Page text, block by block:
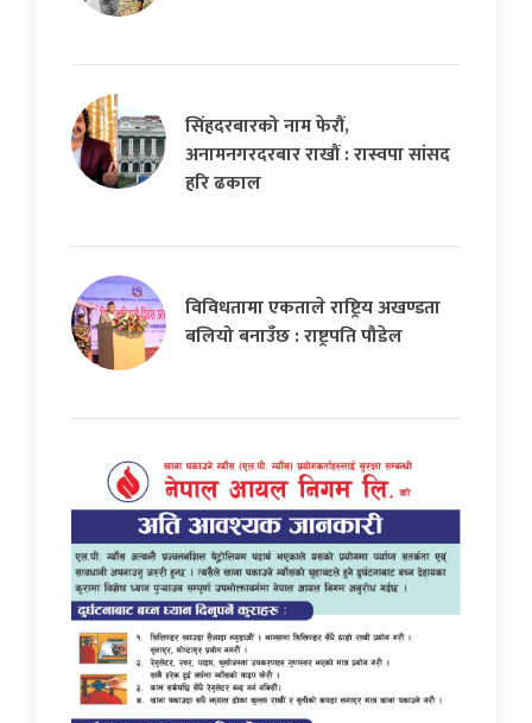
सिंहदरबारको नाम फेरौं,
अनामनगरदरबार राखौं : रास्वपा सांसद
हरि ढकाल
विविधतामा एकताले राष्ट्रिय अखण्डता
बलियो बनाउँछ : राष्ट्रपति पौडेल